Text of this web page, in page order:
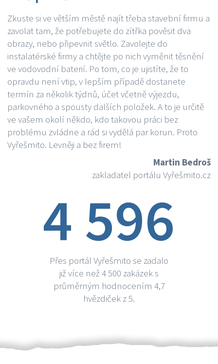
Zkuste si ve větším městě najít třeba stavební firmu a
zavolat tam, že potřebujete do zítřka pověsit dva
obrazy, nebo připevnit světlo. Zavolejte do
instalatérské firmy a chtějte po nich vyměnit těsnění
ve vodovodní baterií. Po tom, co je ujistíte, že to
opravdu není vtip, v lepším případě dostanete
termín za několik týdnů, účet včetně výjezdu,
parkovného a spousty dalších položek. A to je určitě
ve vašem okolí někdo, kdo takovou práci bez
problému zvládne a rád si vydělá par korun. Proto
Vyřešmito. Levněji a bez firem!
Martin Bedroš
zakladatel portálu Vyřešmito.cz
4 596
Přes portál Vyřešmito se zadalo
již více než 4 500 zakázek s
průměrným hodnocením 4,7
hvězdiček z 5.